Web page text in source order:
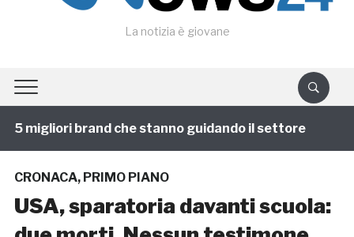
La notizia è giovane
brand che stanno guidando il settore
CRONACA, PRIMO PIANO
USA, sparatoria davanti scuola: